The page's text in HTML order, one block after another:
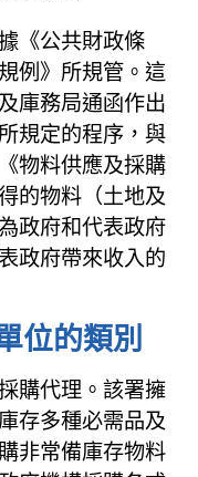
《公共財政條
例》所規管。這
庫務局通函作出
規定的程序，與
物料供應及採購
的物料（土地及
政府和代表政府
政府帶來收入的
位的類別
購代理。該署擁
存多種必需品及
非常備庫存物料